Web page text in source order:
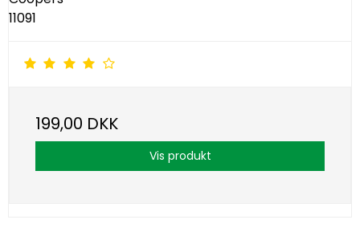
11091
199,00 DKK
Vis produkt